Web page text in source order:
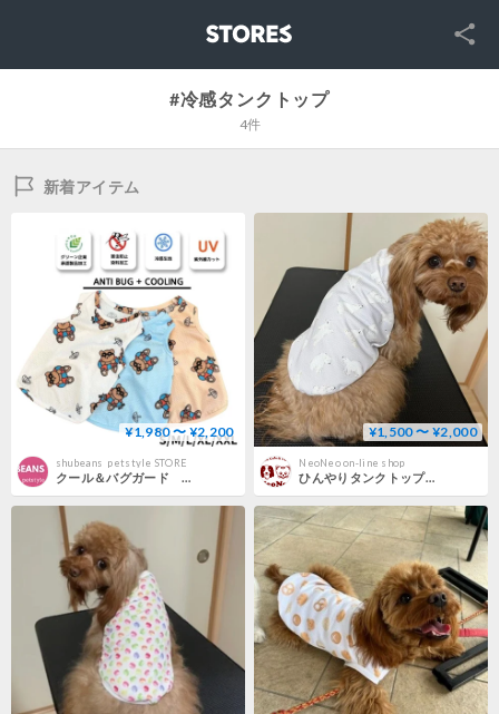
SNS
#冷感タンクトップ
4件
新着アイテム
¥1,980 〜 ¥2,200
shubeans_petstyle STORE
クール＆バグガード リゾートクマプリントタンクトップ
¥1,500 〜 ¥2,000
NeoNeo on-line shop
ひんやりタンクトップ "新柄” シロクマ 3S～2 L